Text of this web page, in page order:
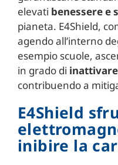
elevati benessere e
pianeta. E4Shield,
agendo all’interno
esempio scuole,
in grado di
contribuendo a
E4Shield
inibire la